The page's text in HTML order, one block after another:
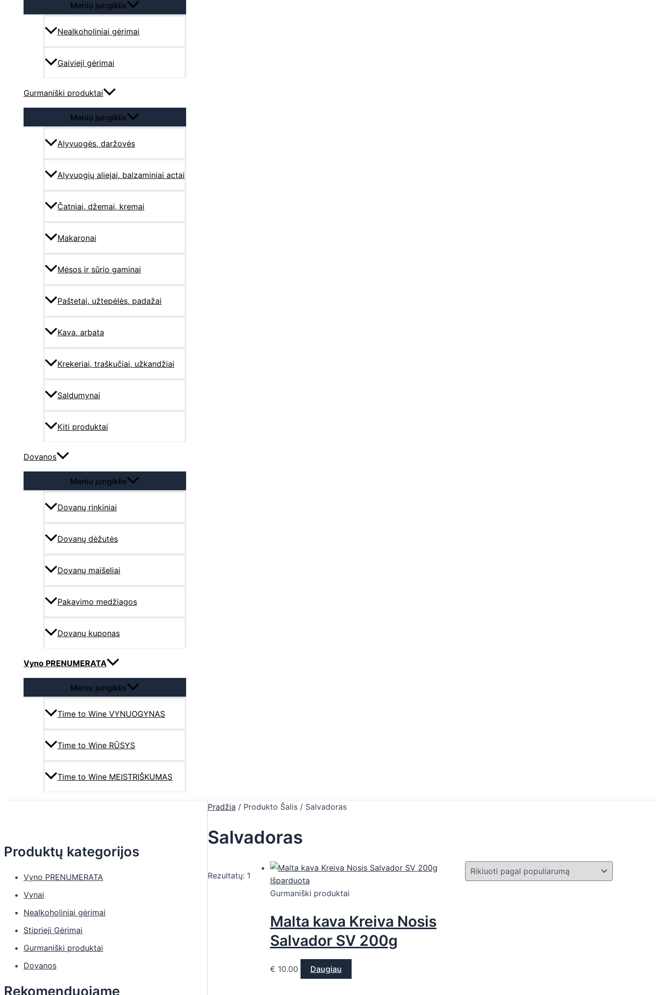
Meniu jungiklis
Nealkoholiniai gėrimai
Gaivieji gėrimai
Gurmaniški produktai
Meniu jungiklis
Alyvuogės, daržovės
Alyvuogių aliejai, balzaminiai actai
Čatniai, džemai, kremai
Makaronai
Mėsos ir sūrio gaminai
Paštetai, užtepėlės, padažai
Kava, arbata
Krekeriai, traškučiai, užkandžiai
Saldumynai
Kiti produktai
Dovanos
Meniu jungiklis
Dovanų rinkiniai
Dovanų dėžutės
Dovanų maišeliai
Pakavimo medžiagos
Dovanų kuponas
Vyno PRENUMERATA
Meniu jungiklis
Time to Wine VYNUOGYNAS
Time to Wine RŪSYS
Time to Wine MEISTRIŠKUMAS
Produktų kategorijos
Vyno PRENUMERATA
Vynai
Nealkoholiniai gėrimai
Stiprieji Gėrimai
Gurmaniški produktai
Dovanos
Rekomenduojame
Pradžia / Produkto Šalis / Salvadoras
Salvadoras
Rezultatų: 1
Išparduota
Gurmaniški produktai
Malta kava Kreiva Nosis
Salvador SV 200g
€ 10.00 Daugiau